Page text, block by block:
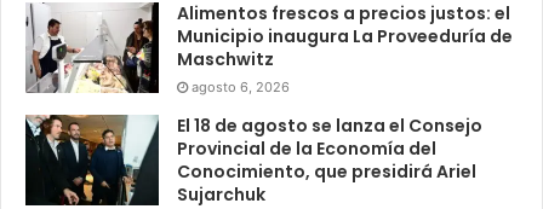
Alimentos frescos a precios justos: el
Municipio inaugura La Proveeduría de
Maschwitz
agosto 6, 2026
El 18 de agosto se lanza el Consejo
Provincial de la Economía del
Conocimiento, que presidirá Ariel
Sujarchuk